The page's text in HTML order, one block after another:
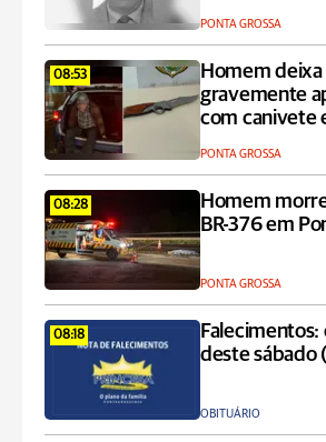
PONTA GROSSA
08:53
Homem
gravemente
com canivete
PONTA GROSSA
08:28
Homem
BR-376 em
PONTA GROSSA
08:18
deste sábado
OBITUÁRIO